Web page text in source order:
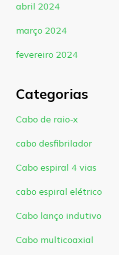
abril 2024
março 2024
fevereiro 2024
Categorias
Cabo de raio-x
cabo desfibrilador
Cabo espiral 4 vias
cabo espiral elétrico
Cabo lanço indutivo
Cabo multicoaxial